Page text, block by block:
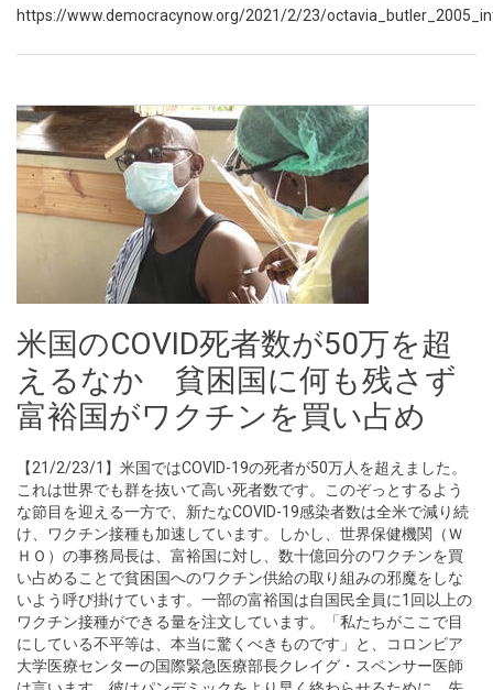
https://www.democracynow.org/2021/2/23/
米国のCOVID死者数が50万を超
えるなか 貧困国に何も残さず
富裕国がワクチンを買い占め
【21/2/23/1】米国ではCOVID-19の死者が50万人を超えました。
これは世界でも群を抜いて高い死者数です。このぞっとするよう
な節目を迎える一方で、新たなCOVID-19感染者数は全米で減り続
け、ワクチン接種も加速しています。しかし、世界保健機関（Ｗ
ＨＯ）の事務局長は、富裕国に対し、数十億回分のワクチンを買
い占めることで貧困国へのワクチン供給の取り組みの邪魔をしな
いよう呼び掛けています。一部の富裕国は自国民全員に1回以上の
ワクチン接種ができる量を注文しています。「私たちがここで目
にしている不平等は、本当に驚くべきものです」と、コロンビア
大学医療センターの国際緊急医療部長クレイグ・スペンサー医師